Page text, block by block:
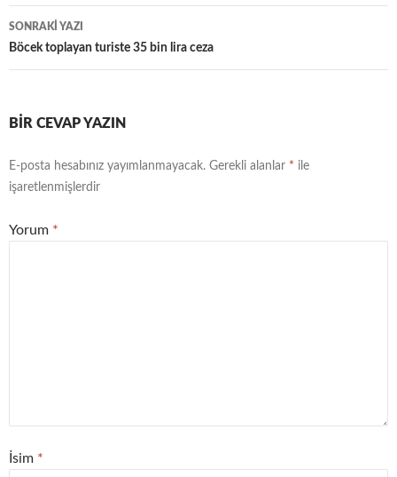
SONRAKI YAZI
Böcek toplayan turiste 35 bin lira ceza
BIR CEVAP YAZIN
E-posta hesabınız yayımlanmayacak. Gerekli alanlar * ile
işaretlenmişlerdir
Yorum *
İsim *